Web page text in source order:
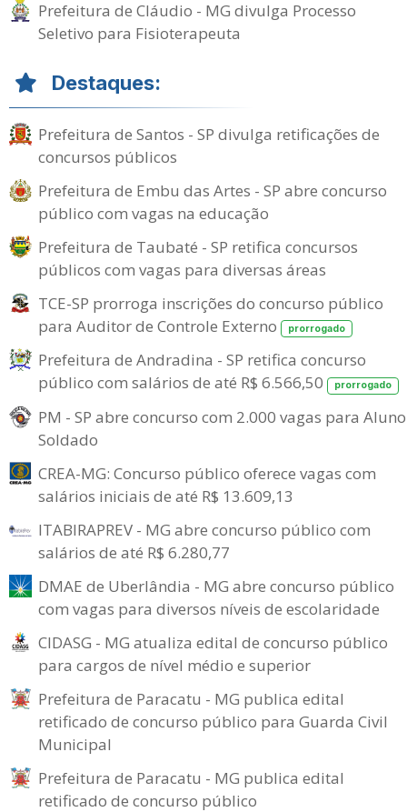
Prefeitura de Cláudio - MG divulga Processo
Seletivo para Fisioterapeuta
Destaques:
Prefeitura de Santos - SP divulga retificações de
concursos públicos
Prefeitura de Embu das Artes - SP abre concurso
público com vagas na educação
Prefeitura de Taubaté - SP retifica concursos
públicos com vagas para diversas áreas
TCE-SP prorroga inscrições do concurso público
para Auditor de Controle Externo
prorrogado
Prefeitura de Andradina - SP retifica concurso
público com salários de até R$ 6.566,50
prorrogado
PM - SP abre concurso com 2.000 vagas para
Soldado
CREA-MG: Concurso público oferece vagas com
salários iniciais de até R$ 13.609,13
ITABIRAPREV - MG abre concurso público com
salários de até R$ 6.280,77
DMAE de Uberlândia - MG abre concurso público
com vagas para diversos níveis de escolaridade
CIDASG - MG atualiza edital de concurso público
para cargos de nível médio e superior
Prefeitura de Paracatu - MG publica edital
retificado de concurso público para Guarda Civil
Municipal
Prefeitura de Paracatu - MG publica edital
retificado de concurso público